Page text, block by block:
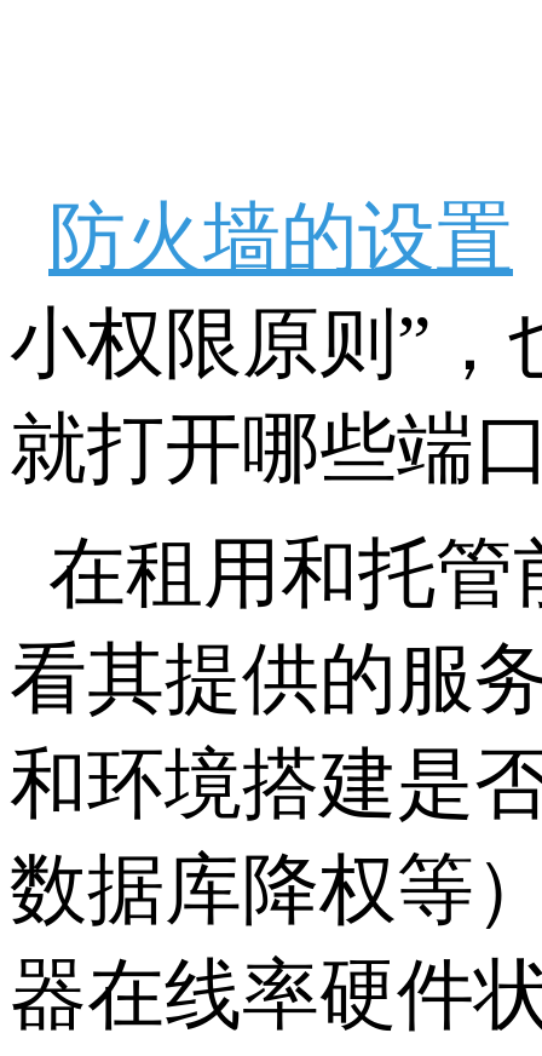
防火墙的设置
小权限原则”
就打开哪些端
在租用和托管
看其提供的服
和环境搭建是
数据库降权等
器在线率硬件